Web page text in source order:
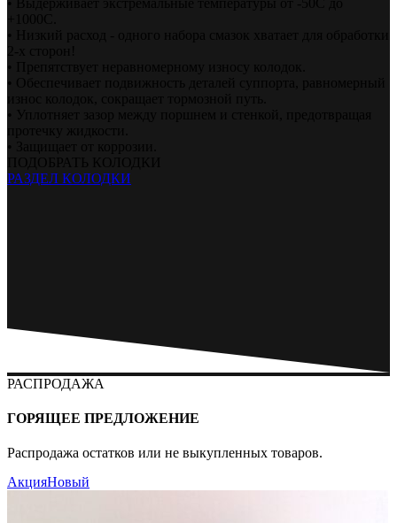
РАЗДЕЛ КОЛОДКИ
РАСПРОДАЖА
ГОРЯЩЕЕ ПРЕДЛОЖЕНИЕ
Распродажа остатков или не выкупленных товаров.
АкцияНовый